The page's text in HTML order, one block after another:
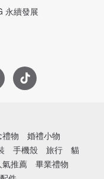
永續發展
物
婚禮小物
手機殼 旅行
貓
推薦
畢業禮物